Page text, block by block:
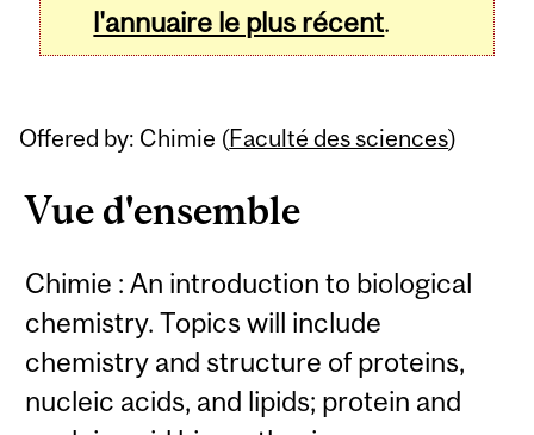
l'annuaire le plus récent.
Offered by: Chimie (Faculté des sciences)
Vue d'ensemble
Chimie : An introduction to biological
chemistry. Topics will include
chemistry and structure of proteins,
nucleic acids, and lipids; protein and